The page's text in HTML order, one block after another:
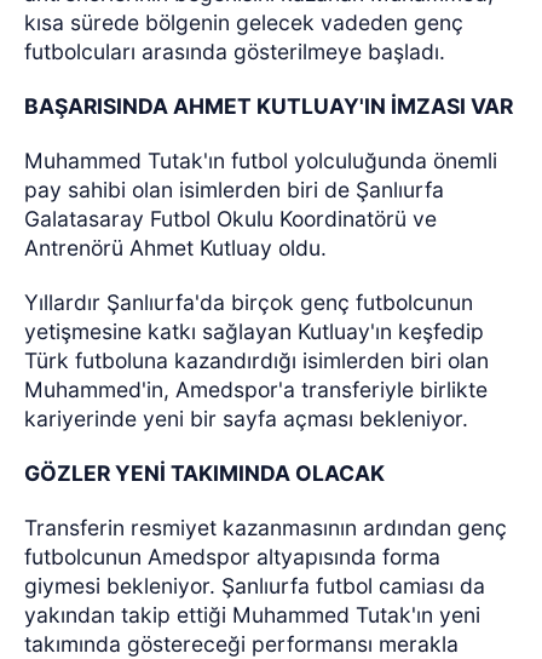
kısa sürede bölgenin gelecek vadeden genç
futbolcuları arasında gösterilmeye başladı.
BAŞARISINDA AHMET KUTLUAY'IN İMZASI VAR
Muhammed Tutak'ın futbol yolculuğunda önemli
pay sahibi olan isimlerden biri de Şanlıurfa
Galatasaray Futbol Okulu Koordinatörü ve
Antrenörü Ahmet Kutluay oldu.
Yıllardır Şanlıurfa'da birçok genç futbolcunun
yetişmesine katkı sağlayan Kutluay'ın keşfedip
Türk futboluna kazandırdığı isimlerden biri olan
Muhammed'in, Amedspor'a transferiyle birlikte
kariyerinde yeni bir sayfa açması bekleniyor.
GÖZLER YENİ TAKIMINDA OLACAK
Transferin resmiyet kazanmasının ardından genç
futbolcunun Amedspor altyapısında forma
giymesi bekleniyor. Şanlıurfa futbol camiası da
yakından takip ettiği Muhammed Tutak'ın yeni
takımında göstereceği performansı merakla